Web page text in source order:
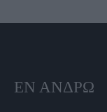
ΕΝ ΆΝΔΡΩ